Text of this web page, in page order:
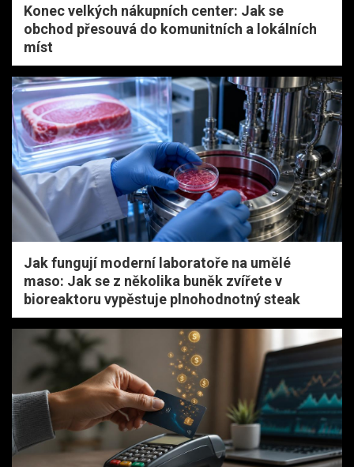
Konec velkých nákupních center: Jak se
obchod přesouvá do komunitních a lokálních
míst
Jak fungují moderní laboratoře na umělé
maso: Jak se z několika buněk zvířete v
bioreaktoru vypěstuje plnohodnotný steak